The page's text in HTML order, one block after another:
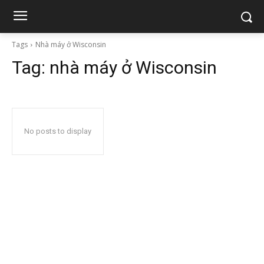
Tags Nhà máy ở Wisconsin
Tag: nhà máy ở Wisconsin
No posts to display